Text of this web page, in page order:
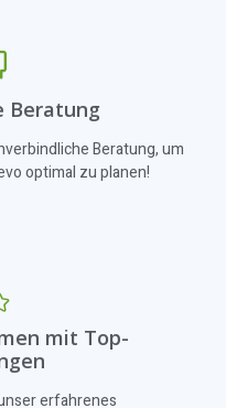
Beratung
Beratung, um
optimal zu planen!
mit Top-
erfahrenes